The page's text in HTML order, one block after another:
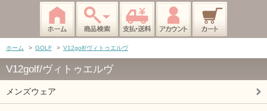
ホーム > GOLF > V12golf/ヴィトゥエルヴ
V12golf/ヴィトゥエルヴ
メンズウェア